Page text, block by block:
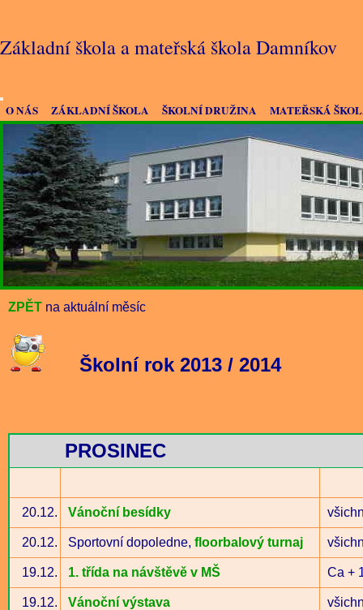
O NÁS ZÁKLADNÍ ŠKOLA ŠKOLNÍ DRUŽINA MATEŘSKÁ
Základní škola a mateřská škola Damníkov
ZPĚT na aktuální měsíc
Školní rok 2013 / 2014
PROSINEC
20.12. Vánoční besídky
20.12. Sportovní dopoledne, floorbalový turnaj
19.12. 1. třída na návštěvě v MŠ Ca +
19.12. Vánoční výstava